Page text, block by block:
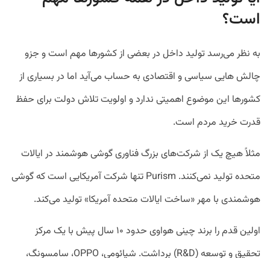
است؟
به‌ نظر می‌رسد تولید داخل در بعضی از کشورها مهم است و جزو
چالش هایی سیاسی و اقتصادی به‌ حساب می‌آید اما در بسیاری از
کشورها این موضوع اهمیتی ندارد و اولویت تلاش دولت برای حفظ
قدرت خرید مردم است.
مثلاً هیچ یک از شرکت‌های بزرگ فناوری گوشی‌ هوشمند در ایالات
متحده تولید نمی‌کنند. Purism تنها شرکت آمریکایی است که گوشی
هوشمندی با مهر «ساخت ایالات متحده آمریکا» تولید می‌کند.
اولین قدم را برند چینی هواوی حدود ۱۰ سال پیش با یک مرکز
تحقیق و توسعه (R&D) برداشت. شیائومی، OPPO، سامسونگ،